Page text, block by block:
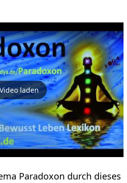
Video laden
Paradoxon durch dieses